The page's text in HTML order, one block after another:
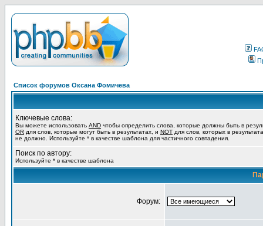
Список форумов Оксана Фомичева
Ключевые слова:
Вы можете использовать AND чтобы определить слова, которые должны быть в
OR для слов, которые могут быть в результатах, и NOT для слов, которых в
не должно. Используйте * в качестве шаблона для частичного совпадения.
Поиск по автору:
Используйте * в качестве шаблона
Форум: